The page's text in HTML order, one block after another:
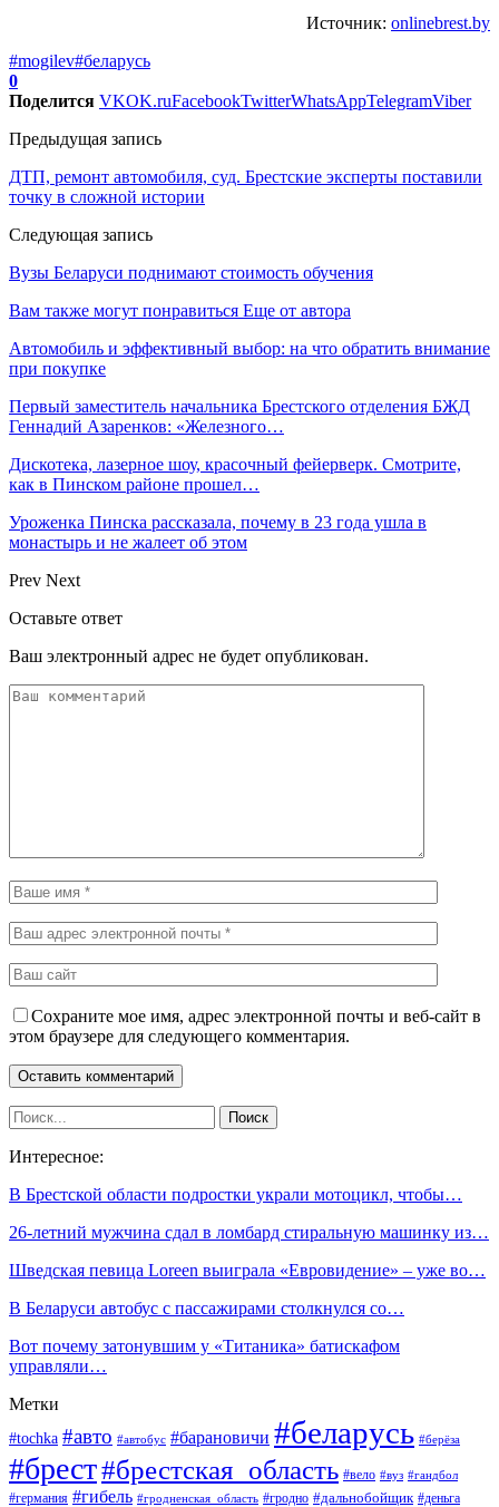
Источник: onlinebrest.by
#mogilev#беларусь
0
Поделится VKOK.ruFacebookTwitterWhatsAppTelegramViber
Предыдущая запись
ДТП, ремонт автомобиля, суд. Брестские эксперты поставили
точку в сложной истории
Следующая запись
Вузы Беларуси поднимают стоимость обучения
Вам также могут понравиться Еще от автора
Автомобиль и эффективный выбор: на что обратить внимание
при покупке
Первый заместитель начальника Брестского отделения БЖД
Геннадий Азаренков: «Железного…
Дискотека, лазерное шоу, красочный фейерверк. Смотрите,
как в Пинском районе прошел…
Уроженка Пинска рассказала, почему в 23 года ушла в
монастырь и не жалеет об этом
Prev Next
Оставьте ответ
Ваш электронный адрес не будет опубликован.
Сохраните мое имя, адрес электронной почты и веб-сайт в
этом браузере для следующего комментария.
Интересное:
В Брестской области подростки украли мотоцикл, чтобы…
26-летний мужчина сдал в ломбард стиральную машинку из…
Шведская певица Loreen выиграла «Евровидение» – уже во…
В Беларуси автобус с пассажирами столкнулся со…
Вот почему затонувшим у «Титаника» батискафом
управляли…
Метки
#tochka #авто #автобус #барановичи #беларусь #берёза
#брест#брестская_область #вело #вуз #гандбол
#германия #гибель #гродненская_область #гродно #дальнобойщик #деньга